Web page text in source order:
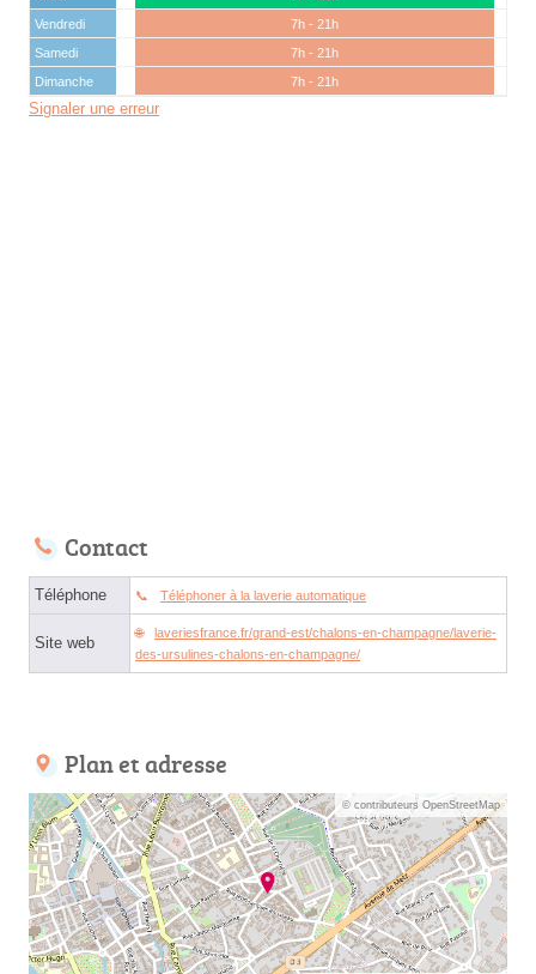
Vendredi
7h - 21h
Samedi
7h - 21h
Dimanche
7h - 21h
Signaler une erreur
Contact
Téléphone Téléphoner à la laverie automatique
Site web
laveriesfrance.fr/grand-est/chalons-en-champagne/laverie-
des-ursulines-chalons-en-champagne/
Plan et adresse
© contributeurs OpenStreetMap